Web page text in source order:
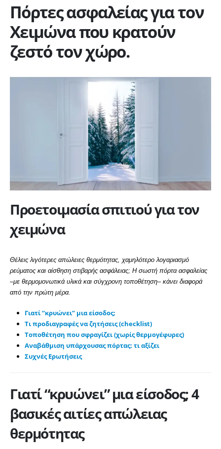
Πόρτες ασφαλείας για τον
Χειμώνα που κρατούν
ζεστό τον χώρο.
Προετοιμασία σπιτιού για τον
χειμώνα
Θέλεις λιγότερες απώλειες θερμότητας, χαμηλότερο λογαριασμό
ρεύματος και αίσθηση στιβαρής ασφάλειας; Η σωστή πόρτα ασφαλείας
–με θερμομονωτικά υλικά και σύγχρονη τοποθέτηση– κάνει διαφορά
από την πρώτη μέρα.
Γιατί “κρυώνει” μια είσοδος;
Τι προδιαγραφές να ζητήσεις (checklist)
Τοποθέτηση που σφραγίζει (χωρίς θερμογέφυρες)
Αναβάθμιση υπάρχουσας πόρτας: τι αξίζει
Συχνές Ερωτήσεις
Γιατί “κρυώνει” μια είσοδος; 4
βασικές αιτίες απώλειας
θερμότητας